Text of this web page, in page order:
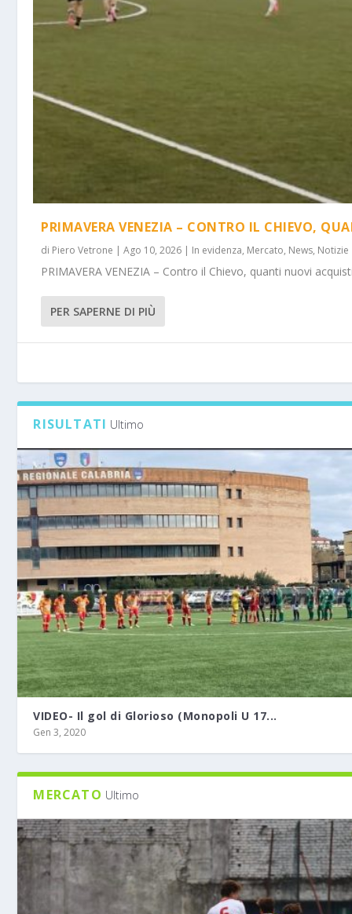
PRIMAVERA VENEZIA – CONTRO IL CHIEVO,
di Piero Vetrone |Ago 10, 2026 | In evidenza, Mercato, News, Notizie
PRIMAVERA VENEZIA – Contro il Chievo, quanti nuovi
PER SAPERNE DI PIÙ
RISULTATI Ultimo
VIDEO- Il gol di Glorioso (Monopoli U 17...
Gen 3, 2020
MERCATO Ultimo